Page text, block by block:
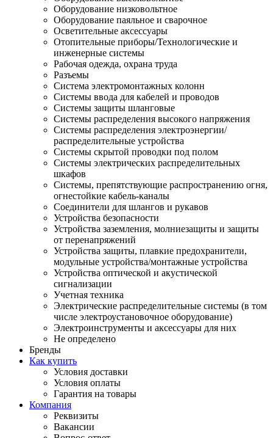
Оборудование низковольтное
Оборудование паяльное и сварочное
Осветительные аксессуары
Отопительные приборы/Технологические и
инженерные системы
Рабочая одежда, охрана труда
Разъемы
Система электромонтажных колонн
Системы ввода для кабелей и проводов
Системы защиты шланговые
Системы распределения высокого напряжения
Системы распределения электроэнергии/
распределительные устройства
Системы скрытой проводки под полом
Системы электрических распределительных
шкафов
Системы, препятствующие распространению огня,
огнестойкие кабель-каналы
Соединители для шлангов и рукавов
Устройства безопасности
Устройства заземления, молниезащиты и защиты
от перенапряжений
Устройства защиты, плавкие предохранители,
модульные устройства/монтажные устройства
Устройства оптической и акустической
сигнализации
Учетная техника
Электрические распределительные системы (в том
числе электроустановочное оборудование)
Электроинструменты и аксессуары для них
Не определено
Бренды
Как купить
Условия доставки
Условия оплаты
Гарантия на товары
Компания
Реквизиты
Вакансии